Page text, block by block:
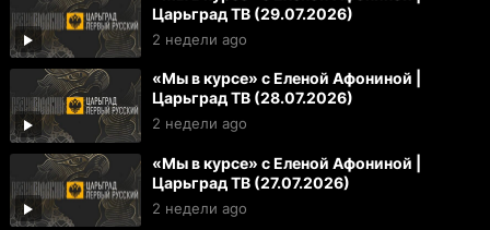
Царьград ТВ (29.07.2026)
2 недели ago
«Мы в курсе» с Еленой Афониной |
Царьград ТВ (28.07.2026)
2 недели ago
«Мы в курсе» с Еленой Афониной |
Царьград ТВ (27.07.2026)
2 недели ago